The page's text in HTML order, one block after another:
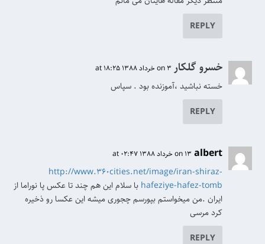
REPLY
خسرو گلکار on 3 خرداد 1388 at 18:25
خسته نباشید ،آموزنده بود . سپاس
REPLY
albert on 13 خرداد 1388 at 02:47
http://www.360cities.net/image/iran-shiraz-
hafeziye-hafez-tomb با سلام این هم چند تا عکس پا نوراما از
ایران .من میخواستم بپورسم چجوری میشه این عکسا رو ذخیره
کرد مرسی
REPLY